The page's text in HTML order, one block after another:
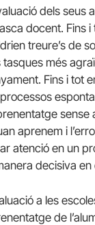
dels seus
docent. Fins
treure’s de
més
Fins i tot
aprenem i
atenció en un
decisiva en
a les
de